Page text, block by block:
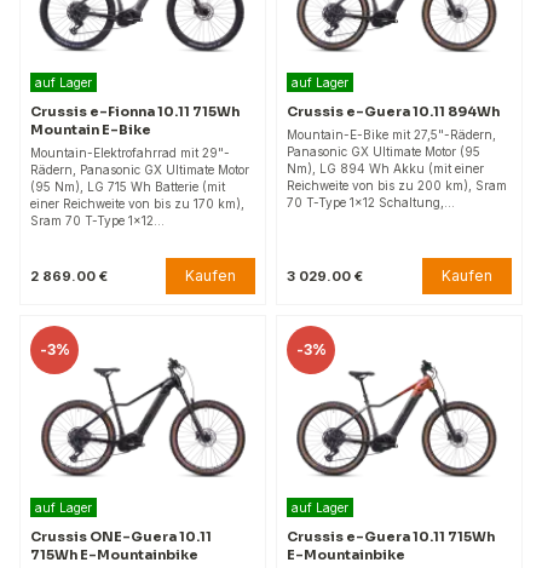
auf Lager
Crussis e-Fionna 10.11 715Wh
Mountain E-Bike
Mountain-Elektrofahrrad mit 29"-
Rädern, Panasonic GX Ultimate Motor
(95 Nm), LG 715 Wh Batterie (mit
einer Reichweite von bis zu 170 km),
Sram 70 T-Type 1x12…
2 869.00 € Kaufen
auf Lager
Crussis e-Guera 10.11 894Wh
Mountain-E-Bike mit 27,5"-Rädern,
Panasonic GX Ultimate Motor (95
Nm), LG 894 Wh Akku (mit einer
Reichweite von bis zu 200 km), Sram
70 T-Type 1x12 Schaltung,…
3 029.00 € Kaufen
-3%
auf Lager
Crussis ONE-Guera 10.11
715Wh E-Mountainbike
-3%
auf Lager
Crussis e-Guera 10.11 715Wh
E-Mountainbike